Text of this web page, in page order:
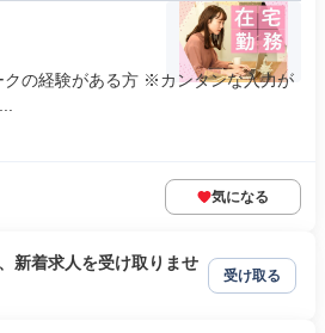
の経験がある方 ※カンタンな入力が
気になる
新着求人を受け取りませ
受け取る